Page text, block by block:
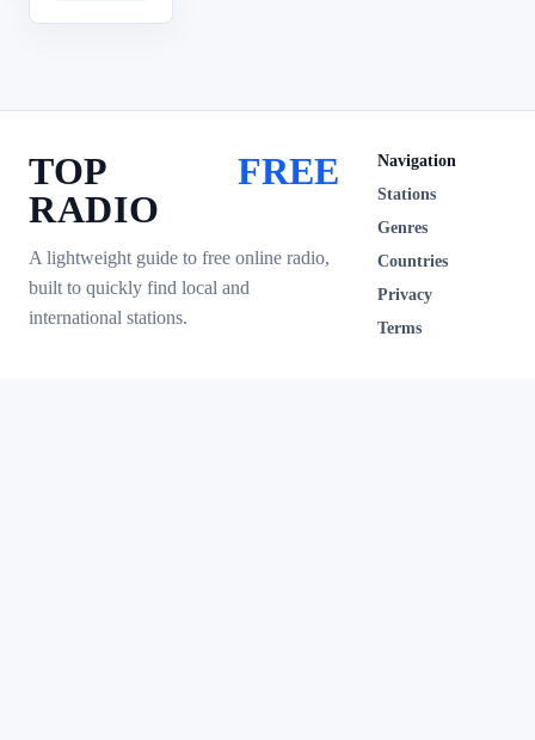
TOP
RADIO
FREE
A lightweight guide to free online radio,
built to quickly find local and
international stations.
Navigation
Stations
Genres
Countries
Privacy
Terms